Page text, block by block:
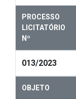
PROCESSO
LICITATÓRIO
Nº
013/2023
OBJETO